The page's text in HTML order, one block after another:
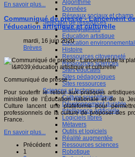
Algorithme
Données
Réseaux sociaux et champ
Sélection de ressources
Bibliographies
Education artistique
Education
Histoire
Ressources citoyenneté
Ressources sciences
Sites éducatifs
Sites pédagogiques
Sites ressources
Sciences et techniques
Culture scientifique
Développement durable
Intelligence artificielle
Logiciels libres
Métavers
Outils et logiciels
Réalité augmentée
Ressources sciences
Robotique
En savoir plus...
Communiqué de presse - Lancement
l'éducation artistique et culturelle
mardi, 16 juin 2020
Brèves
Communiqué de presse -
Pour soutenir le retour aux pratiques
ministère de l’Éducation nationale et de la
Culture lancent une plateforme pour
professionnels de la culture de proposer des
France.
En savoir plus...
Précédent
1